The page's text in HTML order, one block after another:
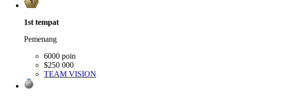
1st tempat
Pemenang
6000 poin
$250 000
TEAM VISION